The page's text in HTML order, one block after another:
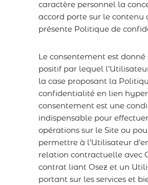
caractère personnel la
accord porte sur le contenu
présente Politique de
Le consentement est donné
positif par lequel
la case proposant la
confidentialité en lien
consentement est une
indispensable pour
opérations sur le Site ou
permettre à l’Utilisateur
relation contractuelle avec
contrat liant Osez et un
portant sur les services et